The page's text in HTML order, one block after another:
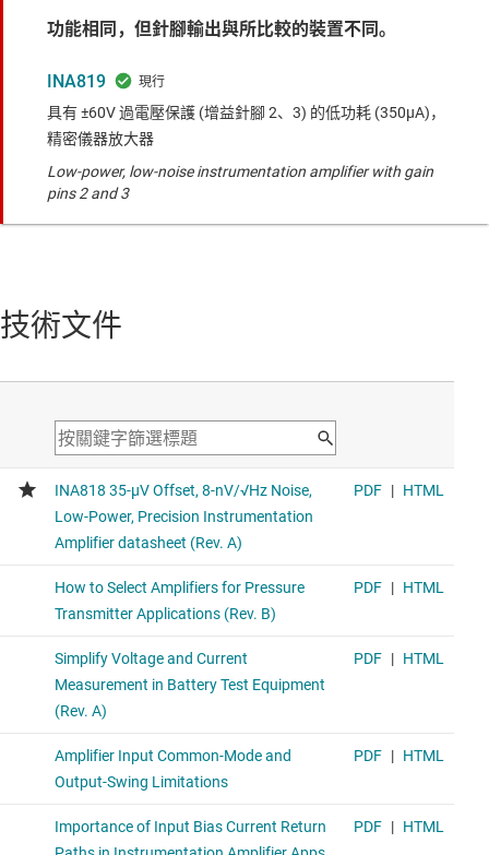
功能相同，但針腳輸出與所比較的裝置不同。
INA819
具有 ±60V 過電壓保護 (增益針腳 2、3) 的低功耗 (350µA)，
精密儀器放大器
Low-power, low-noise instrumentation amplifier with gain
pins 2 and 3
技術文件